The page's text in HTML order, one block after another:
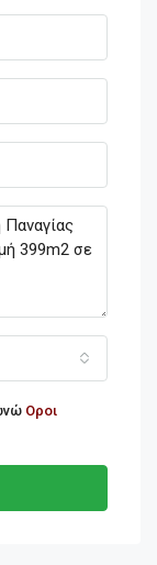
Οροι